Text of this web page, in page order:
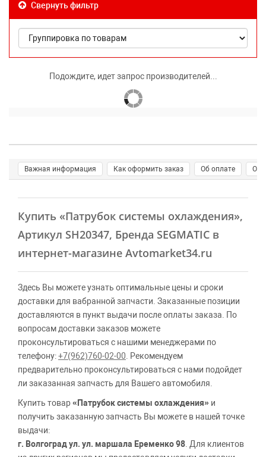
Свернуть фильтр
Подождите, идет запрос производителей...
Важная информация Как оформить заказ Об оплате О
Купить «Патрубок системы охлаждения»,
Артикул SH20347, Бренда SEGMATIC в
интернет-магазине Avtomarket34.ru
Здесь Вы можете узнать оптимальные цены и сроки
доставки для вабранной запчасти. Заказанные позиции
доставляются в пункт выдачи после оплаты заказа. По
вопросам доставки заказов можете
проконсультироваться с нашими менеджерами по
телефону:+7(962)760-02-00 . Рекомендуем
предварительно проконсультироваться с нами подойдет
ли заказанная запчасть для Вашего автомобиля.
Купить товар«Патрубок системы охлаждения» и
получить заказанную запчасть Вы можете в нашей точке
выдачи:
г. Волгоград ул. ул. маршала Еременко 98 . Для клиентов